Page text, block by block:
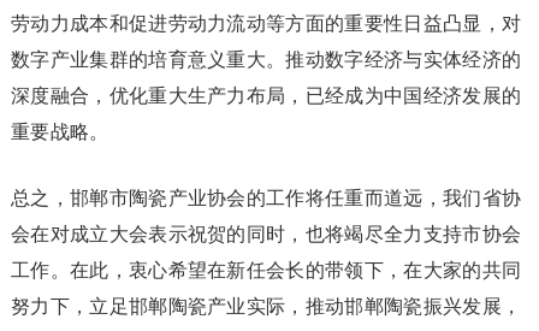
劳动力成本和促进劳动力流动等方面的重要性日益凸显，对
数字产业集群的培育意义重大。推动数字经济与实体经济的
深度融合，优化重大生产力布局，已经成为中国经济发展的
重要战略。
总之，邯郸市陶瓷产业协会的工作将任重而道远，我们省协
会在对成立大会表示祝贺的同时，也将竭尽全力支持市协会
工作。在此，衷心希望在新任会长的带领下，在大家的共同
努力下，立足邯郸陶瓷产业实际，推动邯郸陶瓷振兴发展，